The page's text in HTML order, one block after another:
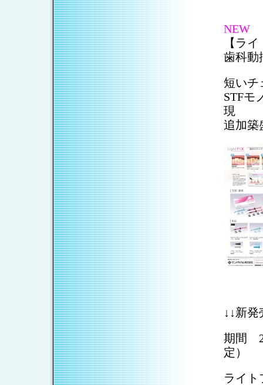
NEW
【ラ
歯科動
短いチ
STFモ
現
追加築
↓↓新
期間
定）
ライト